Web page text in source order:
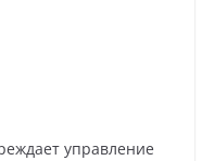
управление